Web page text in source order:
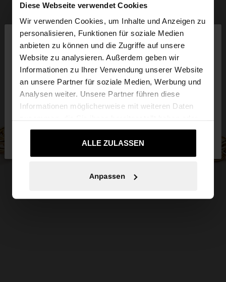
Diese Webseite verwendet Cookies
Wir verwenden Cookies, um Inhalte und Anzeigen zu
personalisieren, Funktionen für soziale Medien
anbieten zu können und die Zugriffe auf unsere
Website zu analysieren. Außerdem geben wir
Informationen zu Ihrer Verwendung unserer Website
an unsere Partner für soziale Medien, Werbung und
Analysen weiter. Unsere Partner führen diese
Informationen möglicherweise mit weiteren Daten
die sie im Rahmen Ihrer Nutzung der Dienste
gesammelt haben.ALLE ZULASSEN
Anpassen
hallo
Sie greifen von Deutschland auf die Website zu.
Möchten Sie unsere United States Website
Deutschland
Ja, bringen Sie mich
zu United States